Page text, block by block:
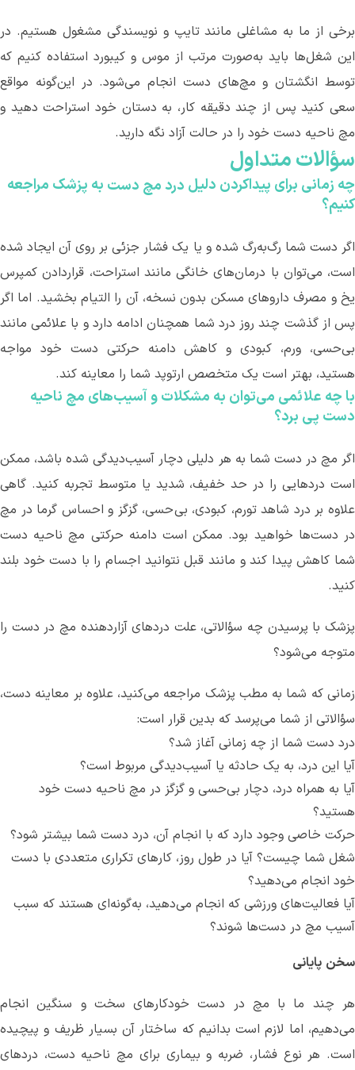
برخی از ما به مشاغلی مانند تایپ و نویسندگی مشغول هستیم. در
این شغلها باید به‌صورت مرتب از موس و کیبورد استفاده کنیم که
توسط انگشتان و مچ‌های دست انجام میشود. در این‌گونه مواقع
سعی کنید پس از چند دقیقه کار، به دستان خود استراحت دهید و
مچ ناحیه دست خود را در حالت آزاد نگه دارید.
سؤالاتمتداول
چه زمانی برای پیداکردن دلیل دردمچ دست به پزشک مراجعه
کنیم؟
اگر دست شما رگ‌به‌رگ شده و یا یک فشار جزئی بر روی آن ایجاد شده
است، میتوان با درمانهای خانگی مانند استراحت، قراردادن کمپرس
یخ و مصرف داروهای مسکن بدون نسخه، آن را التیام بخشید. اما اگر
پس از گذشت چند روز درد شما همچنان ادامه دارد و با علائمی مانند
بی‌حسی، ورم، کبودی و کاهش دامنه حرکتی دست خود مواجه
هستید، بهتر است یک متخصص ارتوپد شما را معاینه کند.
با چه علائمی میتوان به مشکلات و آسیبهای مچ ناحیه
دست پی برد؟
اگر مچ در دست شما به هر دلیلی دچار آسیب‌دیدگی شده باشد، ممکن
است دردهایی را در حد خفیف، شدید یا متوسط تجربه کنید. گاهی
علاوه بر درد شاهد تورم، کبودی، بیحسی، گزگز و احساس گرما در مچ
در دست‌ها خواهید بود. ممکن است دامنه حرکتی مچ ناحیه دست
شما کاهش پیدا کند و مانند قبل نتوانید اجسام را با دست خود بلند
کنید.
پزشک با پرسیدن چه سؤالاتی، علت دردهای آزاردهنده مچ در دست را
متوجه میشود؟
زمانی که شما به مطب پزشک مراجعه میکنید، علاوه بر معاینه دست،
سؤالاتی از شما میپرسد که بدین قرار است:
درد دست شما از چه زمانی آغاز شد؟
آیا این درد، به یک حادثه یا آسیب‌دیدگی مربوط است؟
آیا به همراه درد، دچار بیحسی و گزگز در مچ ناحیه دست خود
هستید؟
حرکت خاصی وجود دارد که با انجام آن، درد دست شما بیشتر شود؟
شغل شما چیست؟ آیا در طول روز، کارهای تکراری متعددی با دست
خود انجام میدهید؟
آیا فعالیتهای ورزشی که انجام میدهید، به‌گونه‌ای هستند که سبب
آسیب مچ در دست‌ها شوند؟
سخن پایانی
هر چند ما با مچ در دست خودکارهای سخت و سنگین انجام
میدهیم، اما لازم است بدانیم که ساختار آن بسیار ظریف و پیچیده
است. هر نوع فشار، ضربه و بیماری برای مچ ناحیه دست، دردهای